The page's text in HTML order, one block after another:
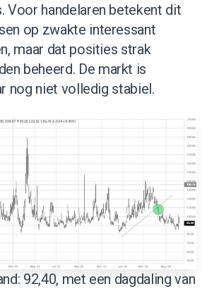
Voor handelaren betekent dit
op zwakte interessant
maar dat posities strak
beheerd. De markt is
nog niet volledig stabiel.
92,40, met een dagdaling van